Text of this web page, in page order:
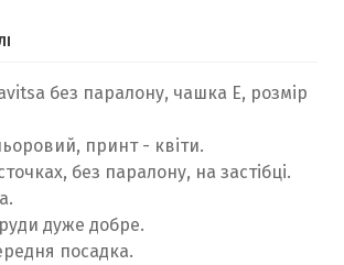
без паралону, чашка E, розмір
принт - квіти.
без паралону, на застібці.
дуже добре.
посадка.